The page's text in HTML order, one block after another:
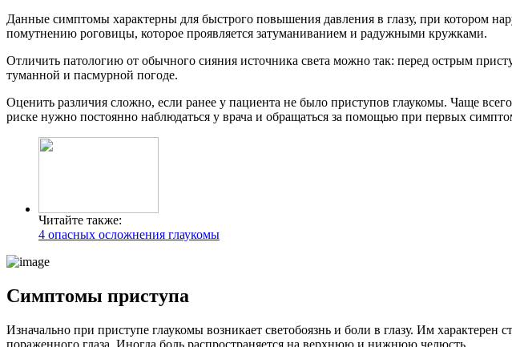
Данные симптомы характерны для быстрого повышения давления в глазу, при котором
помутнению роговицы, которое проявляется затуманиванием и радужными кружками.
Отличить патологию от обычного сияния источника света можно так: перед острым
туманной и пасмурной погоде.
Оценить различия сложно, если ранее у пациента не было приступов глаукомы. Чаще
риске нужно постоянно наблюдаться у врача и обращаться за помощью при первых
Читайте также:
4 опасных осложнения глаукомы
Симптомы приступа
Изначально при приступе глаукомы возникает светобоязнь и боли в глазу. Им
пораженного глаза. Иногда боль распространяется на верхнюю и нижнюю челюсть.